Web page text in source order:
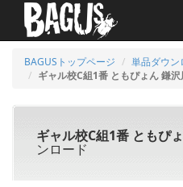
BAGUSトップページ
単品ダウン
ギャル校C組1番 ともぴょん 鎌
ギャル校C組1番 ともぴ
ンロード